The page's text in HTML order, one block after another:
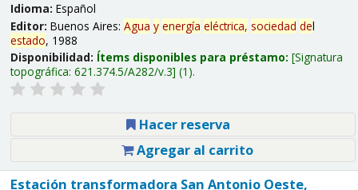
Idioma: Español
Editor: Buenos Aires: Agua y energía eléctrica, sociedad del
estado, 1988
Disponibilidad: Ítems disponibles para préstamo: Signatura
topográfica: 621.374.5/A282/v.3 (1).
Hacer reserva
Agregar al carrito
Estación transformadora San Antonio Oeste,